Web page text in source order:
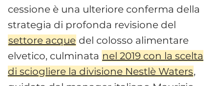
cessione è una ulteriore conferma della
strategia di profonda revisione del
settore acque del colosso alimentare
elvetico, culminata nel 2019 con la scelta
di sciogliere la divisione Nestlè Waters,